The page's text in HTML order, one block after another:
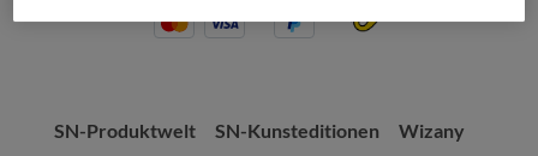
SN-Produktwelt SN-Kunsteditionen
Wizany